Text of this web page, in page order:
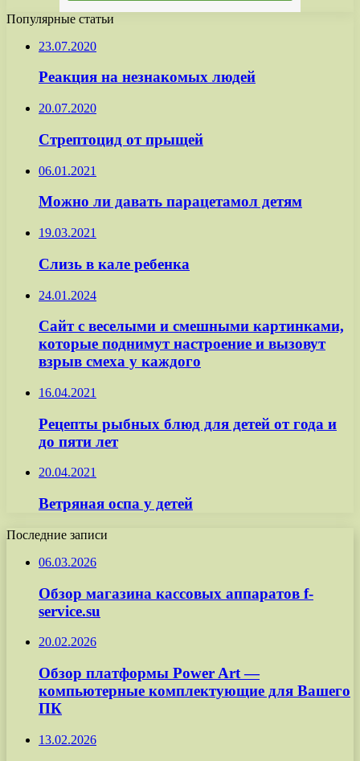
Популярные статьи
23.07.2020
Реакция на незнакомых людей
20.07.2020
Стрептоцид от прыщей
06.01.2021
Можно ли давать парацетамол детям
19.03.2021
Слизь в кале ребенка
24.01.2024
Сайт с веселыми и смешными картинками,
которые поднимут настроение и вызовут
взрыв смеха у каждого
16.04.2021
Рецепты рыбных блюд для детей от года и
до пяти лет
20.04.2021
Ветряная оспа у детей
Последние записи
06.03.2026
Обзор магазина кассовых аппаратов f-
service.su
20.02.2026
Обзор платформы Power Art —
компьютерные комплектующие для Вашего
ПК
13.02.2026